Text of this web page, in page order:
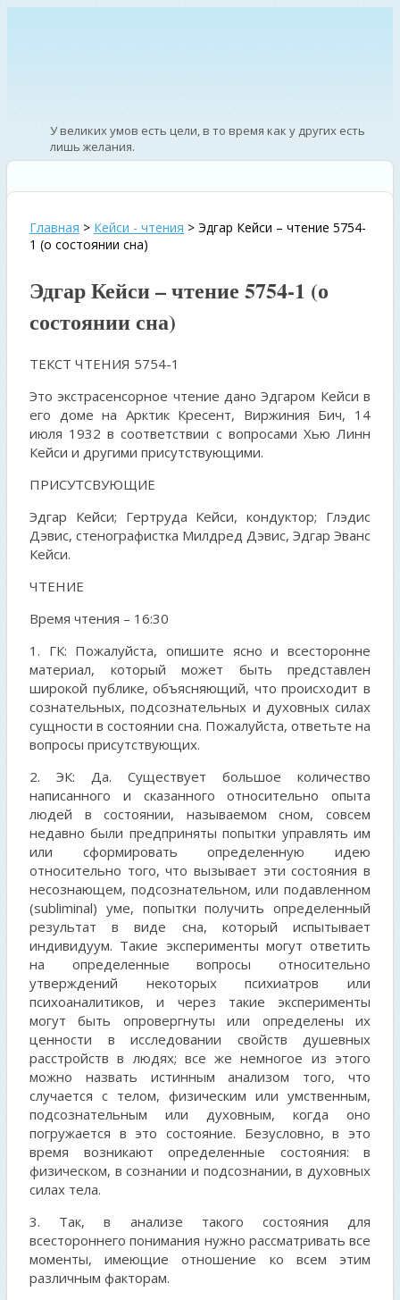
У великих умов есть цели, в то время как у других есть
лишь желания.
Главная > Кейси - чтения > Эдгар Кейси – чтение 5754-
1 (о состоянии сна)
Эдгар Кейси – чтение 5754-1 (о
состоянии сна)
ТЕКСТ ЧТЕНИЯ 5754-1
Это экстрасенсорное чтение дано Эдгаром Кейси в
его доме на Арктик Кресент, Виржиния Бич, 14
июля 1932 в соответствии с вопросами Хью Линн
Кейси и другими присутствующими.
ПРИСУТСВУЮЩИЕ
Эдгар Кейси; Гертруда Кейси, кондуктор; Глэдис
Дэвис, стенографистка Милдред Дэвис, Эдгар Эванс
Кейси.
ЧТЕНИЕ
Время чтения – 16:30
1. ГК: Пожалуйста, опишите ясно и всесторонне
материал, который может быть представлен
широкой публике, объясняющий, что происходит в
сознательных, подсознательных и духовных силах
сущности в состоянии сна. Пожалуйста, ответьте на
вопросы присутствующих.
2. ЭК: Да. Существует большое количество
написанного и сказанного относительно опыта
людей в состоянии, называемом сном, совсем
недавно были предприняты попытки управлять им
или сформировать определенную идею
относительно того, что вызывает эти состояния в
несознающем, подсознательном, или подавленном
(subliminal) уме, попытки получить определенный
результат в виде сна, который испытывает
индивидуум. Такие эксперименты могут ответить
на определенные вопросы относительно
утверждений некоторых психиатров или
психоаналитиков, и через такие эксперименты
могут быть опровергнуты или определены их
ценности в исследовании свойств душевных
расстройств в людях; все же немногое из этого
можно назвать истинным анализом того, что
случается с телом, физическим или умственным,
подсознательным или духовным, когда оно
погружается в это состояние. Безусловно, в это
время возникают определенные состояния: в
физическом, в сознании и подсознании, в духовных
силах тела.
3. Так, в анализе такого состояния для
всестороннего понимания нужно рассматривать все
моменты, имеющие отношение ко всем этим
различным факторам.